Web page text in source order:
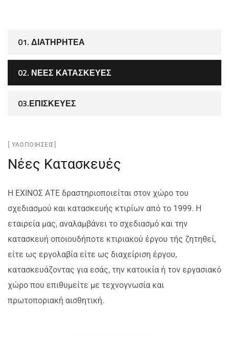
01. ΔΙΑΤΗΡΗΤΈΑ
02. ΝΈΕΣ ΚΑΤΑΣΚΕΥΈΣ
03.ΕΠΙΣΚΕΥΈΣ
[ ΥΛΟΠΟΙΗΣΕΙΣ]
Νέες Κατασκευές
Η ΕΧΙΝΟΣ ΑΤΕ δραστηριοποιείται στον χώρο του
σχεδιασμού και κατασκευής κτιρίων από το 1999. Η
εταιρεία μας, αναλαμβάνει το σχεδιασμό και την
κατασκευή οποιουδήποτε κτιριακού έργου τής ζητηθεί,
είτε ως εργολαβία είτε ως διαχείριση έργου,
κατασκευάζοντας για εσάς, την κατοικία ή τον εργασιακό
χώρο που επιθυμείτε με τεχνογνωσία και
πρωτοποριακή αισθητική.